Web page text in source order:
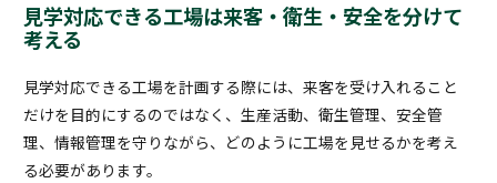
見学対応できる工場は来客・衛生・安全を分けて
考える
見学対応できる工場を計画する際には、来客を受け入れること
だけを目的にするのではなく、生産活動、衛生管理、安全管
理、情報管理を守りながら、どのように工場を見せるかを考え
る必要があります。